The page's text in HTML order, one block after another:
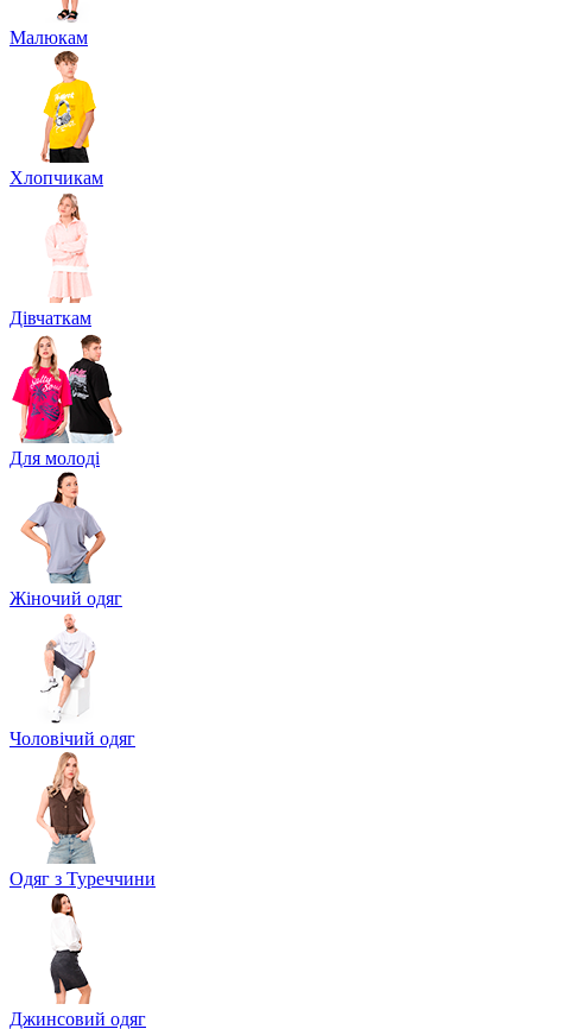
Малюкам
Хлопчикам
Дівчаткам
Для молоді
Жіночий одяг
Чоловічий одяг
Одяг з Туреччини
Джинсовий одяг